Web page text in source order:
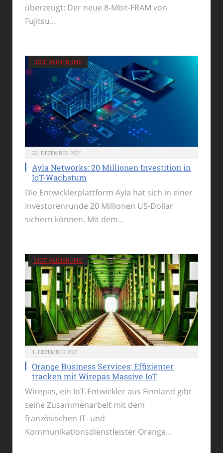
überzeugt: Der neue 8-Mbit-FRAM von
Fujitsu…
DIGITALISIERUNG
22. DEZEMBER 2021
Ayla Networks: 20 Millionen Investition in
IoT-Wachstum
Die Entwicklerplattform Ayla hat sich in einer
Investorenrunde 20 Millionen US-Dollar
sichern können. Mit dem…
DIGITALISIERUNG
1. DEZEMBER 2021
Orange Business Services: Effizienter
tracken mit Wirepas Massive IoT
Wirepas, ein IoT-Entwickler aus Finnland gibt
seine Zusammenarbeit mit dem
französischen IT- und
Kommunikationsdienstleister Orange…